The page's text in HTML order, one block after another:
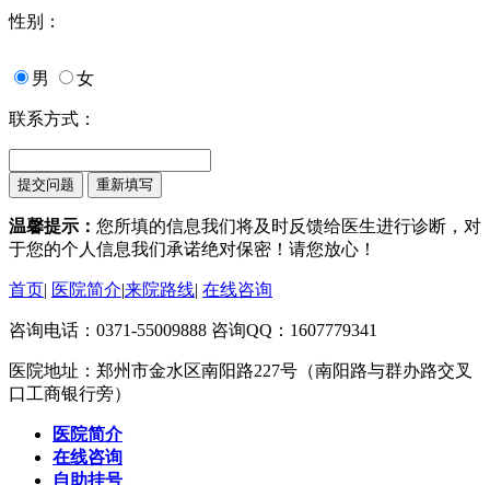
性别：
男 女
联系方式：
温馨提示： 您所填的信息我们将及时反馈给医生进行诊断，对
于您的个人信息我们承诺绝对保密！请您放心！
首页| 医院简介|来院路线| 在线咨询
咨询电话：0371-55009888 咨询QQ：1607779341
医院地址：郑州市金水区南阳路227号（南阳路与群办路交叉
口工商银行旁）
医院简介
在线咨询
自助挂号